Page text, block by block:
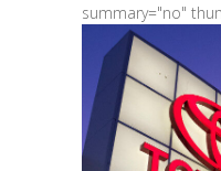
summary="no"